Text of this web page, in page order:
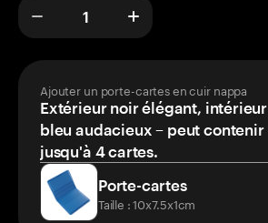
Ajouter un porte-cartes en cuir nappa
Extérieur noir élégant, intérieur
bleu audacieux – peut contenir
jusqu'à 4 cartes.
Porte-cartes
Taille : 10x7.5x1cm